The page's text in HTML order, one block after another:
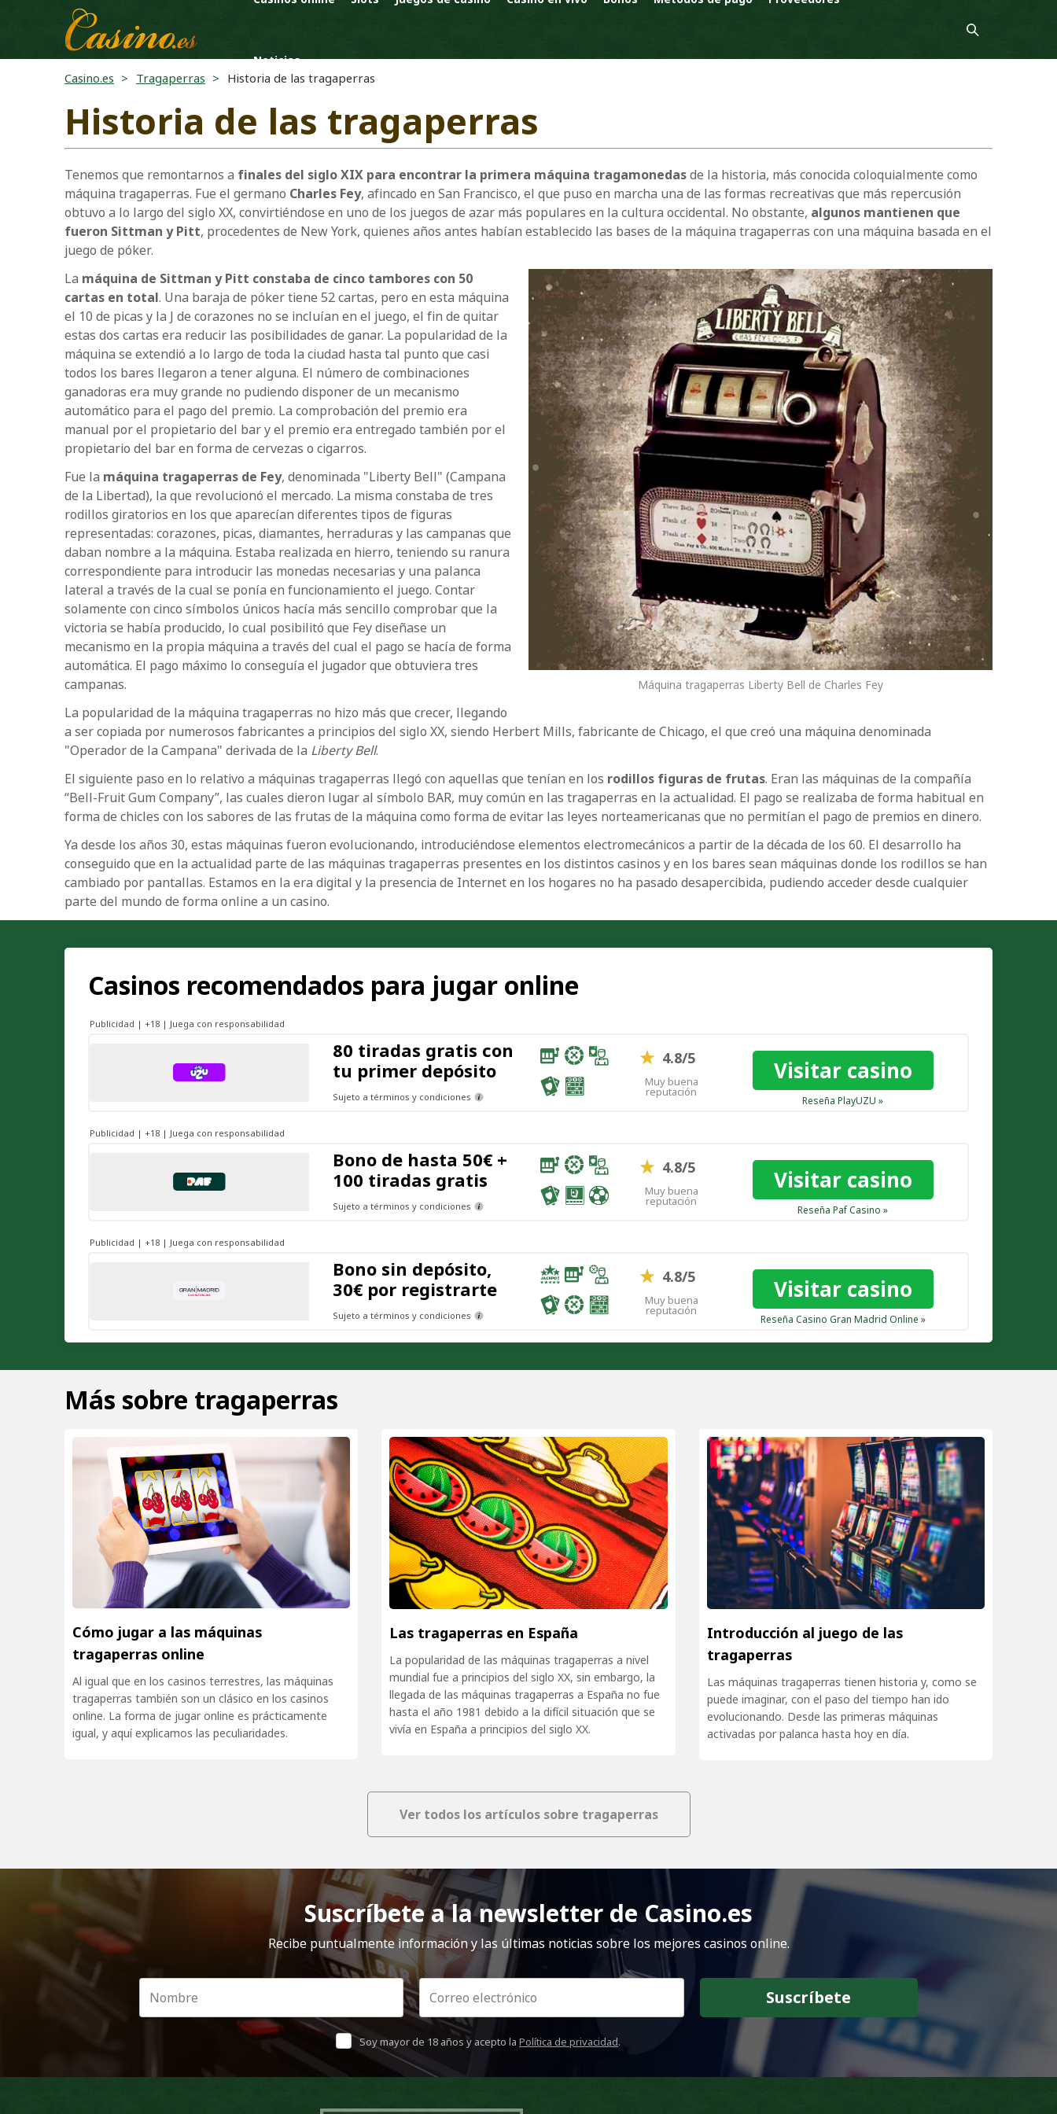
Noticias
Casino.es Tragaperras Historia de las tragaperras
Historia de las tragaperras
Tenemos que remontarnos a finales del siglo XIX para encontrar la primera máquina tragamonedasde la historia, más conocida coloquialmente como
máquina tragaperras. Fue el germano Charles Fey, afincado en San Francisco, el que puso en marcha una de las formas recreativas que más repercusión
obtuvo a lo largo del siglo XX, convirtiéndose en uno de los juegos de azar más populares en la cultura occidental. No obstante, algunos mantienen que
fueron Sittman y Pitt, procedentes de New York, quienes años antes habían establecido las bases de la máquina tragaperras con una máquina basada en el
juego de póker.
Máquina tragaperras Liberty Bell de Charles Fey
La máquina de Sittman y Pitt constaba de cinco tambores con 50
cartas en total. Una baraja de póker tiene 52 cartas, pero en esta máquina
el 10 de picas y la J de corazones no se incluían en el juego, el fin de quitar
estas dos cartas era reducir las posibilidades de ganar. La popularidad de la
máquina se extendió a lo largo de toda la ciudad hasta tal punto que casi
todos los bares llegaron a tener alguna. El número de combinaciones
ganadoras era muy grande no pudiendo disponer de un mecanismo
automático para el pago del premio. La comprobación del premio era
manual por el propietario del bar y el premio era entregado también por el
propietario del bar en forma de cervezas o cigarros.
Fue la máquina tragaperras de Fey, denominada "Liberty Bell" (Campana
de la Libertad), la que revolucionó el mercado. La misma constaba de tres
rodillos giratorios en los que aparecían diferentes tipos de figuras
representadas: corazones, picas, diamantes, herraduras y las campanas que
daban nombre a la máquina. Estaba realizada en hierro, teniendo su ranura
correspondiente para introducir las monedas necesarias y una palanca
lateral a través de la cual se ponía en funcionamiento el juego. Contar
solamente con cinco símbolos únicos hacía más sencillo comprobar que la
victoria se había producido, lo cual posibilitó que Fey diseñase un
mecanismo en la propia máquina a través del cual el pago se hacía de forma
automática. El pago máximo lo conseguía el jugador que obtuviera tres
campanas.
La popularidad de la máquina tragaperras no hizo más que crecer, llegando
a ser copiada por numerosos fabricantes a principios del siglo XX, siendo Herbert Mills, fabricante de Chicago, el que creó una máquina denominada
"Operador de la Campana" derivada de la Liberty Bell.
El siguiente paso en lo relativo a máquinas tragaperras llegó con aquellas que tenían en los rodillos figuras de frutas. Eran las máquinas de la compañía
“Bell-Fruit Gum Company”, las cuales dieron lugar al símbolo BAR, muy común en las tragaperras en la actualidad. El pago se realizaba de forma habitual en
forma de chicles con los sabores de las frutas de la máquina como forma de evitar las leyes norteamericanas que no permitían el pago de premios en dinero.
Ya desde los años 30, estas máquinas fueron evolucionando, introduciéndose elementos electromecánicos a partir de la década de los 60. El desarrollo ha
conseguido que en la actualidad parte de las máquinas tragaperras presentes en los distintos casinos y en los bares sean máquinas donde los rodillos se han
cambiado por pantallas. Estamos en la era digital y la presencia de Internet en los hogares no ha pasado desapercibida, pudiendo acceder desde cualquier
parte del mundo de forma online a un casino.
Casinos recomendados para jugar online
Publicidad | +18 | Juega con responsabilidad
80 tiradas gratis con
tu primer depósito
Sujeto a términos y condiciones
4.8/5
Muy buena
reputación
Visitar casino
Reseña PlayUZU »
Publicidad | +18 | Juega con responsabilidad
Bono de hasta 50€ +
100 tiradas gratis
Sujeto a términos y condiciones
4.8/5
Muy buena
reputación
Visitar casino
Reseña Paf Casino »
Publicidad | +18 | Juega con responsabilidad
Bono sin depósito,
30€ por registrarte
Sujeto a términos y condiciones
4.8/5
Muy buena
reputación
Visitar casino
Reseña Casino Gran Madrid Online »
Más sobre tragaperras
Cómo jugar a las máquinas
tragaperras online
Al igual que en los casinos terrestres, las máquinas
tragaperras también son un clásico en los casinos
online. La forma de jugar online es prácticamente
igual, y aquí explicamos las peculiaridades.
Las tragaperras en España
La popularidad de las máquinas tragaperras a nivel
mundial fue a principios del siglo XX, sin embargo, la
llegada de las máquinas tragaperras a España no fue
hasta el año 1981 debido a la difícil situación que se
vivía en España a principios del siglo XX.
Introducción al juego de las
tragaperras
Las máquinas tragaperras tienen historia y, como se
puede imaginar, con el paso del tiempo han ido
evolucionando. Desde las primeras máquinas
activadas por palanca hasta hoy en día.
Ver todos los artículos sobre tragaperras
Suscríbete a la newsletter de Casino.es
Recibe puntualmente información y las últimas noticias sobre los mejores casinos online.
Soy mayor de 18 años y acepto la Política de privacidad.